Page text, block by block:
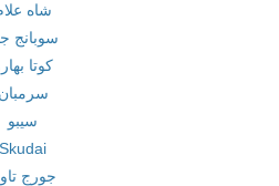
شاه
سوبانج
كوتا
سرمبان
سيبو
Skudai
جورج